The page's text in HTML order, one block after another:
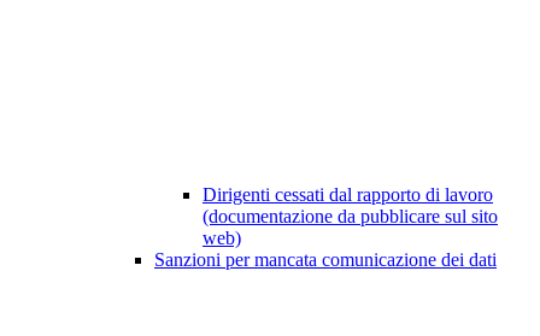
Dirigenti cessati dal rapporto di lavoro
(documentazione da pubblicare sul sito
web)
Sanzioni per mancata comunicazione dei dati